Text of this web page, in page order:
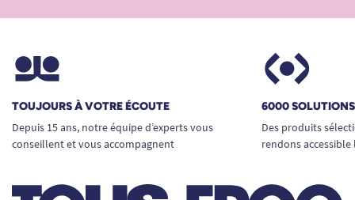
TOUJOURS À VOTRE ÉCOUTE
Depuis 15 ans, notre équipe d’experts vous
conseillent et vous accompagnent
6000
Des produits
rendons